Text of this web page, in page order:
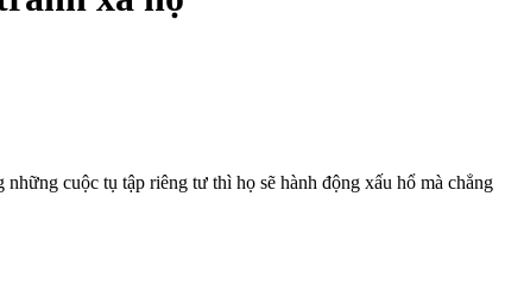
cuộc tụ tập riêng tư thì họ sẽ hành động xấu hổ mà chẳng